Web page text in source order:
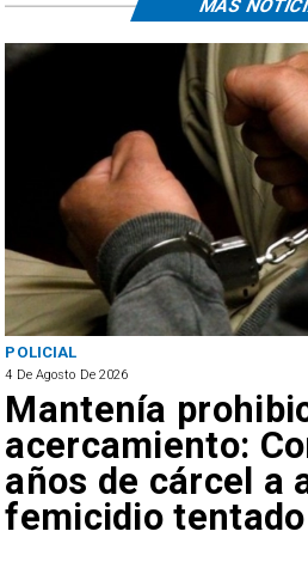
POLICIAL
4 De Agosto De 2026
Mantenía
acercamiento:
años de cárcel a
femicidio
MÁS